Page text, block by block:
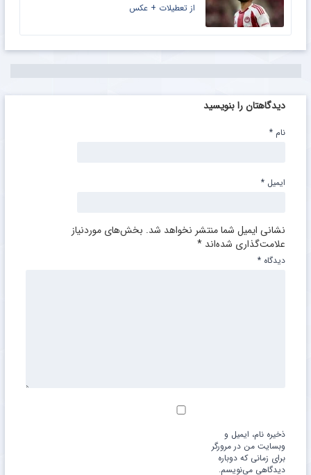
از تعطیلات + عکس
دیدگاهتان را بنویسید
نشانی ایمیل شما منتشر نخواهد شد. بخش‌های موردنیاز
علامت‌گذاری شده‌اند *
دیدگاه *
نام *
ایمیل *
ذخیره نام، ایمیل و
وبسایت من در مرورگر
برای زمانی که دوباره
دیدگاهی می‌نویسم.